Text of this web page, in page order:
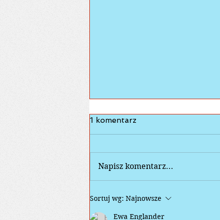
Dzieci dwujęzyczne
1 komentarz
Napisz komentarz...
Sortuj wg: Najnowsze
Ewa Englander